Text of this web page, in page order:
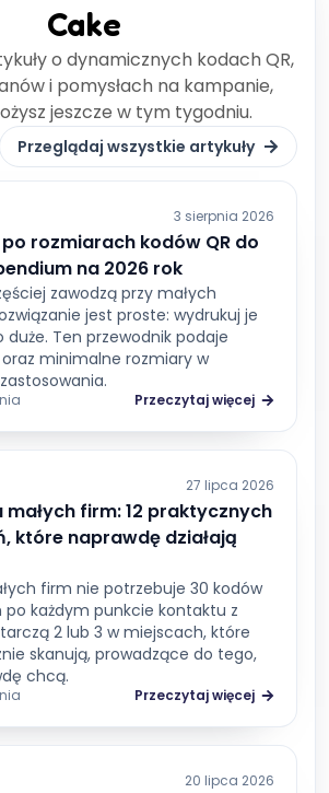
Cake
o dynamicznych kodach QR,
i pomysłach na kampanie,
jeszcze w tym tygodniu.
Przeglądaj wszystkie artykuły
3 sierpnia 2026
rozmiarach kodów QR do
na 2026 rok
zawodzą przy małych
jest proste: wydrukuj je
Ten przewodnik podaje
minimalne rozmiary w
Przeczytaj więcej
27 lipca 2026
małych firm: 12 praktycznych
które naprawdę działają
firm nie potrzebuje 30 kodów
po każdym punkcie kontaktu z
2 lub 3 w miejscach, które
skanują, prowadzące do tego,
chcą.
Przeczytaj więcej
20 lipca 2026